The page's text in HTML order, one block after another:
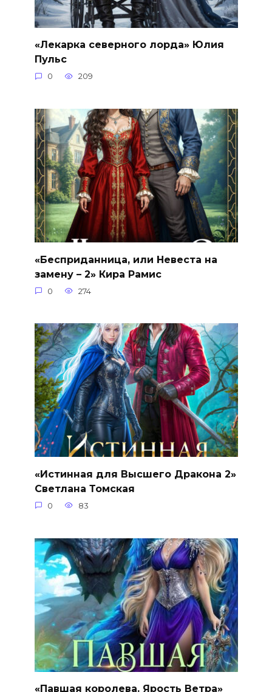
«Лекарка северного лорда» Юлия
Пульс
0 209
«Бесприданница, или Невеста на
замену – 2» Кира Рамис
0 274
«Истинная для Высшего Дракона 2»
Светлана Томская
0 83
«Павшая королева. Ярость Ветра»